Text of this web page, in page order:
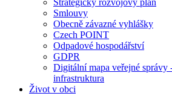
Strategický rozvojový plán
Smlouvy
Obecně závazné vyhlášky
Czech POINT
Odpadové hospodářství
GDPR
Digitální mapa veřejné správy
infrastruktura
Život v obci